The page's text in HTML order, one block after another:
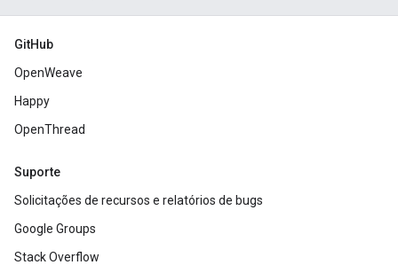
GitHub
OpenWeave
Happy
OpenThread
Suporte
Solicitações de recursos e relatórios de bugs
Google Groups
Stack Overflow